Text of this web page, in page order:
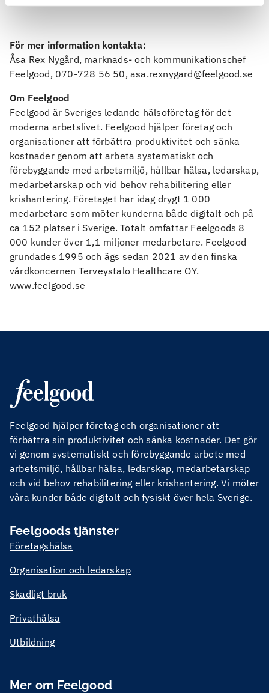
För mer information kontakta:
Åsa Rex Nygård, marknads- och kommunikationschef
Feelgood, 070-728 56 50, asa.rexnygard@feelgood.se
Om Feelgood
Feelgood är Sveriges ledande hälsoföretag för det
moderna arbetslivet. Feelgood hjälper företag och
organisationer att förbättra produktivitet och sänka
kostnader genom att arbeta systematiskt och
förebyggande med arbetsmiljö, hållbar hälsa, ledarskap,
medarbetarskap och vid behov rehabilitering eller
krishantering. Företaget har idag drygt 1 000
medarbetare som möter kunderna både digitalt och på
ca 152 platser i Sverige. Totalt omfattar Feelgoods 8
000 kunder över 1,1 miljoner medarbetare. Feelgood
grundades 1995 och ägs sedan 2021 av den finska
vårdkoncernen Terveystalo Healthcare OY.
www.feelgood.se
Feelgood hjälper företag och organisationer att
förbättra sin produktivitet och sänka kostnader. Det gör
vi genom systematiskt och förebyggande arbete med
arbetsmiljö, hållbar hälsa, ledarskap, medarbetarskap
och vid behov rehabilitering eller krishantering. Vi möter
våra kunder både digitalt och fysiskt över hela Sverige.
Feelgoods tjänster
Företagshälsa
Organisation och ledarskap
Skadligt bruk
Privathälsa
Utbildning
Mer om Feelgood